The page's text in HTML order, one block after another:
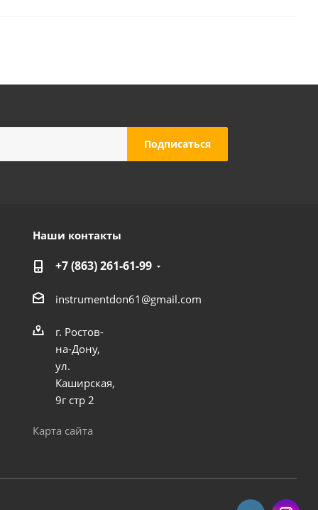
Наши контакты
+7 (863) 261-61-99
instrumentdon61@gmail.com
г. Ростов-
на-Дону,
ул.
Каширская,
9г стр 2
Карта сайта